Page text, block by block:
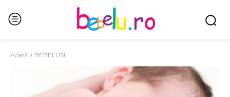
Acasă BEBELUSI